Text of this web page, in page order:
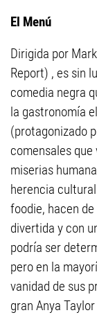
El Menú
Dirigida por
Report) , es sin
comedia negra
la gastronomía
(protagonizado
comensales
miserias
herencia
foodie, hacen
divertida y con
podría ser
pero en la
vanidad de sus
gran Anya